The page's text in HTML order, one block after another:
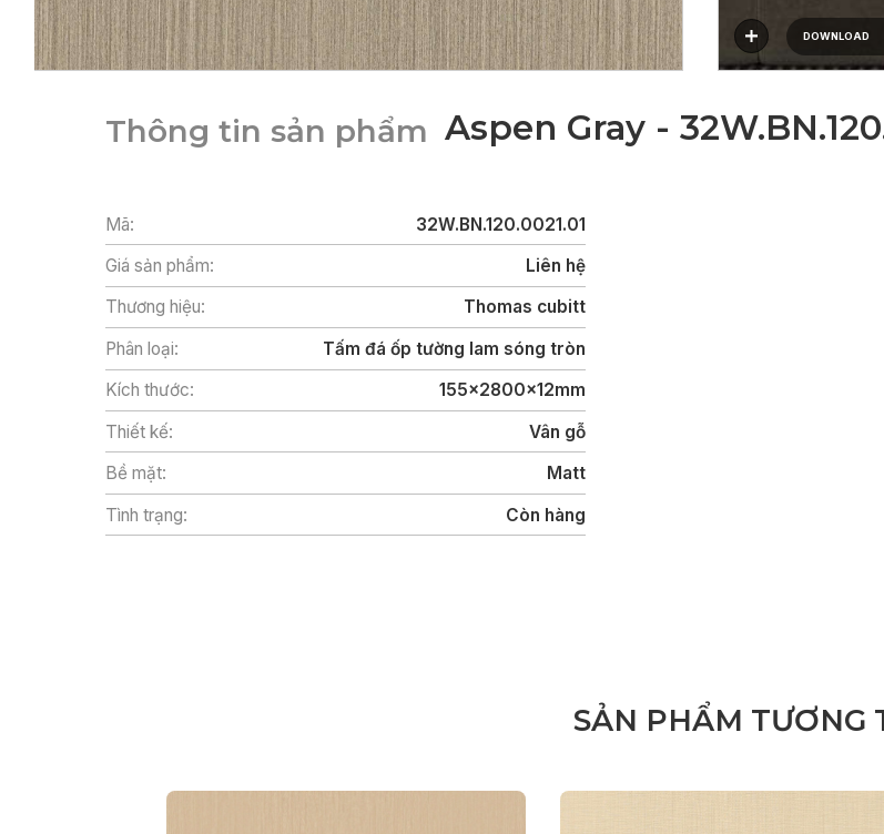
DOWNLOAD
Thông tin sản phẩm Aspen Gray -
Mã:
32W.BN.120.0021.01
Giá sản phẩm:
Liên hệ
Thương hiệu:
Thomas cubitt
Phân loại:
Tấm đá ốp tường lam sóng tròn
Kích thước:
155x2800x12mm
Thiết kế:
Vân gỗ
Bề mặt:
Matt
Tình trạng:
Còn hàng
Nam Nữ
SẢN PHẨM TƯƠNG